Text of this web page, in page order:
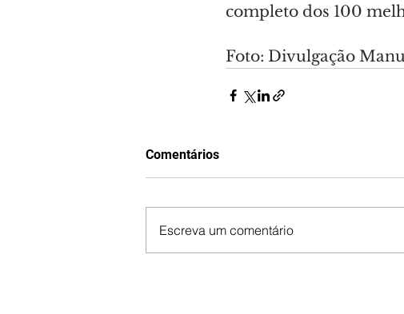
completo dos 100
Foto: Divulgação
Comentários
Escreva um comentário